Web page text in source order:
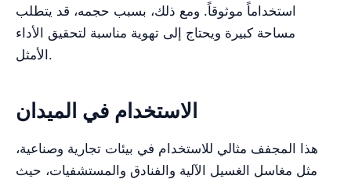
استخداماً موثوقاً. ومع ذلك، بسبب حجمه، قد يتطلب
مساحة كبيرة ويحتاج إلى تهوية مناسبة لتحقيق الأداء
الأمثل.
الاستخدام في الميدان
هذا المجفف مثالي للاستخدام في بيئات تجارية وصناعية،
مثل مغاسل الغسيل الآلية والفنادق والمستشفيات، حيث